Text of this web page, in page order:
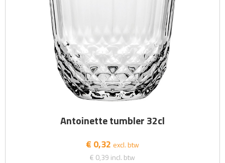
Antoinette tumbler 32cl
€ 0,32 excl. btw
€ 0,39 incl. btw